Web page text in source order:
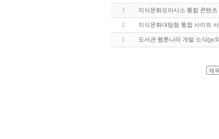
3 지식문화오아시스 통합 콘텐
2 지식문화대탐험 통합 사이트
1 도서관 웹툰나라 개발 소식(pc